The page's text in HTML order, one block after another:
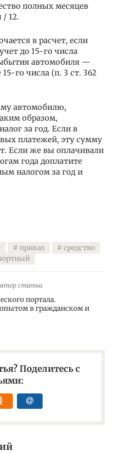
полных месяцев
/ 12.
в расчет, если
до 15-го числа
автомобиля —
го числа (п. 3 ст. 362
автомобилю,
образом,
за год. Если в
платежей, эту сумму
Если же вы оплачивали
года доплатите
налогом за год и
приказ
средство
статьи
портала.
в гражданском и
Поделитесь с